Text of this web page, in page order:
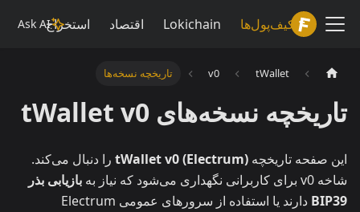
Lokiwiki
کیف‌پول‌ها Lokichain اقتصاد استخراجAsk AI
tWallet
v0 تاریخچه نسخه‌ها
تاریخچه نسخه‌های tWallet v0
این صفحه تاریخچه tWallet v0 (Electrum) را دنبال می‌کند.
شاخه v0 برای کاربرانی نگهداری می‌شود که نیاز به
بازیابی بذر
BIP39
دارند یا استفاده از سرورهای عمومی Electrum